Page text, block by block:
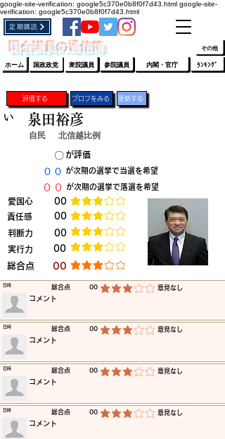
google-site-verification: google5c370e0b8f0f7d43.html google-site-
verification: google5c370e0b8f0f7d43.html
​国会議員の通信簿
定期購読
ホーム 国政政党 衆院議員 参院議員 ﾗﾝｷﾝｸﾞ
内閣・官庁
その他
評価する プロフをみる 更新する
自民 北信越比例
​が評価
​が次期の選挙で当選を希望
​が次期の選挙で落選を希望
​愛国心 ​00 平均評価 3 /5
​責任感 ​00 平均評価 3 /5
​判断力 ​00 平均評価 3 /5
​実行力 ​00 平均評価 3 /5
​総合点 ​00 平均評価 3 /5
い 泉田裕彦
​〇​
​００
​００
​総合点 00 平均評価 3 /5 ​意見なし
​日時
​コメント
​総合点 00 平均評価 3 /5 ​意見なし
​日時
​コメント
​総合点 00 平均評価 3 /5 ​意見なし
​日時
​コメント
​総合点 00 平均評価 3 /5 ​意見なし
​日時
​コメント